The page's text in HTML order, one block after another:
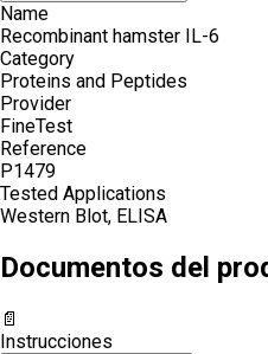
Name
Recombinant hamster IL-6
Category
Proteins and Peptides
Provider
FineTest
Reference
P1479
Tested Applications
Western Blot, ELISA
Documentos del
📄
Instrucciones